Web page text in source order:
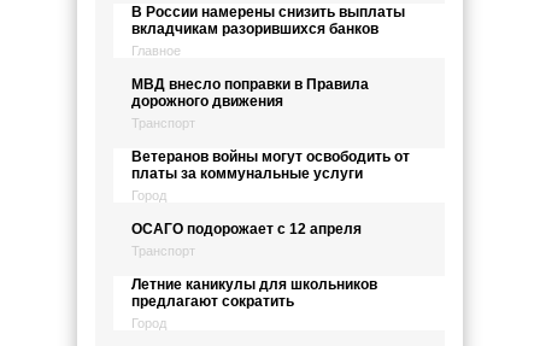
В России намерены снизить выплаты
вкладчикам разорившихся банков
Главное
МВД внесло поправки в Правила
дорожного движения
Транспорт
Ветеранов войны могут освободить от
платы за коммунальные услуги
Город
ОСАГО подорожает с 12 апреля
Транспорт
Летние каникулы для школьников
предлагают сократить
Город